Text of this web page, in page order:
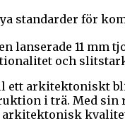
standarder för
lanserade 11 mm
och
arkitektoniskt
i trä. Med